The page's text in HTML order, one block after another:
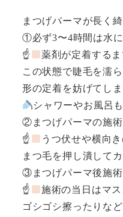
まつげパーマが長く
①必ず3〜4時間は水
☝
薬剤が定着する
この状態で睫毛を濡
形の定着を妨げてしま
シャワーやお風呂
②まつげパーマの施
☝
うつ伏せや横向
まつ毛を押し潰して
③まつげパーマ後施
☝
施術の当日はマ
ゴシゴシ擦ったりな